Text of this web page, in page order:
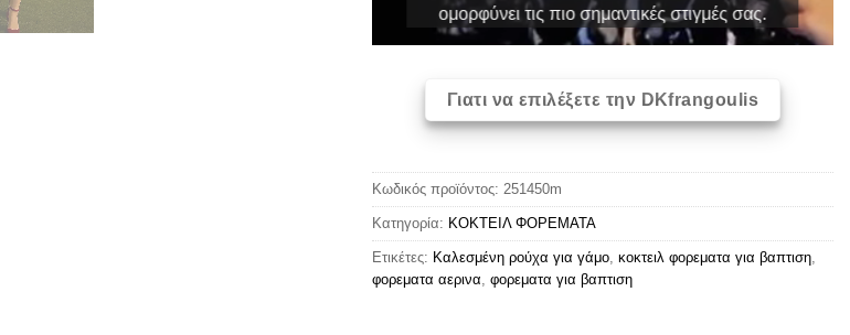
ομορφύνει τις πιο σημαντικές στιγμές σας.
Γιατι να επιλέξετε την DKfrangoulis
Κωδικός προϊόντος: 251450m
Κατηγορία: ΚΟΚΤΕΙΛ ΦΟΡΕΜΑΤΑ
Ετικέτες: Καλεσμένη ρούχα για γάμο κοκτειλ φορεματα για βαπτιση
φορεματα αερινα φορεματα για βαπτιση